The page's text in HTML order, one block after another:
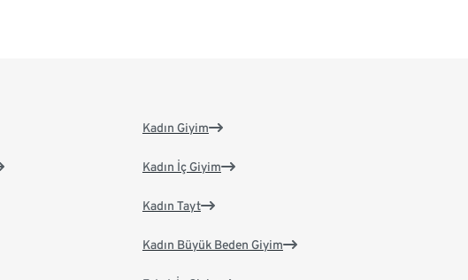
Kadın Giyim
Kadın İç Giyim
Kadın Tayt
Kadın Büyük Beden Giyim